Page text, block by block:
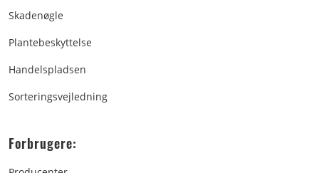
Skadenøgle
Plantebeskyttelse
Handelspladsen
Sorteringsvejledning
Forbrugere: